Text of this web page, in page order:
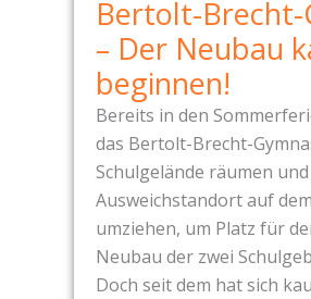
R
I
C
T
Z
W
Bertolt-Brecht-
– Der Neubau
beginnen!
Bereits in den
das Bertolt-Brecht-
Schulgelände räumen
Ausweichstandort auf
umziehen, um Platz für
Neubau der zwei
Doch seit dem hat sich